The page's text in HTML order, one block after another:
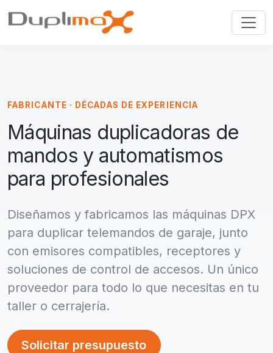
FABRICANTE · DÉCADAS DE EXPERIENCIA
Máquinas duplicadoras de
mandos y automatismos
para profesionales
Diseñamos y fabricamos las máquinas DPX
para duplicar telemandos de garaje, junto
con emisores compatibles, receptores y
soluciones de control de accesos. Un único
proveedor para todo lo que necesitas en tu
taller o cerrajería.
Solicitar presupuesto